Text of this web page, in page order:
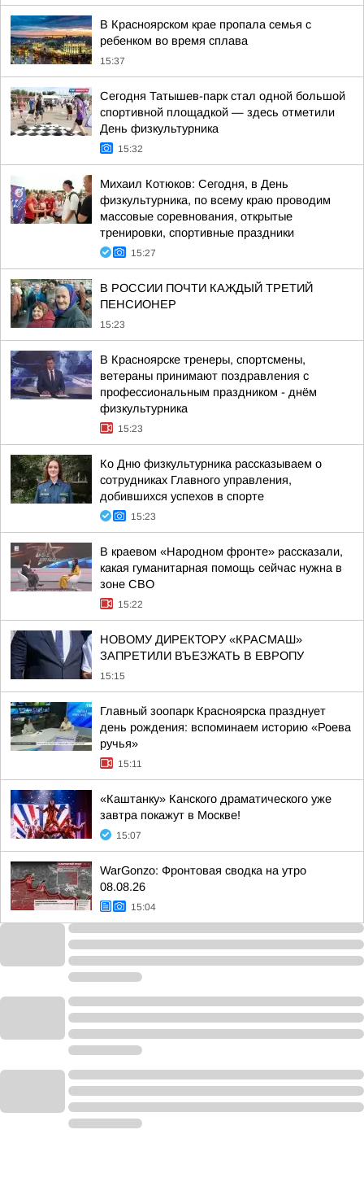
В Красноярском крае пропала семья с
ребенком во время сплава
15:37
Сегодня Татышев-парк стал одной большой
спортивной площадкой — здесь отметили
День физкультурника
15:32
Михаил Котюков: Сегодня, в День
физкультурника, по всему краю проводим
массовые соревнования, открытые
тренировки, спортивные праздники
15:27
В РОССИИ ПОЧТИ КАЖДЫЙ ТРЕТИЙ
ПЕНСИОНЕР
15:23
В Красноярске тренеры, спортсмены,
ветераны принимают поздравления с
профессиональным праздником - днём
физкультурника
15:23
Ко Дню физкультурника рассказываем о
сотрудниках Главного управления,
добившихся успехов в спорте
15:23
В краевом «Народном фронте» рассказали,
какая гуманитарная помощь сейчас нужна в
зоне СВО
15:22
НОВОМУ ДИРЕКТОРУ «КРАСМАШ»
ЗАПРЕТИЛИ ВЪЕЗЖАТЬ В ЕВРОПУ
15:15
Главный зоопарк Красноярска празднует
день рождения: вспоминаем историю «Роева
ручья»
15:11
«Каштанку» Канского драматического уже
завтра покажут в Москве!
15:07
WarGonzo: Фронтовая сводка на утро
08.08.26
15:04